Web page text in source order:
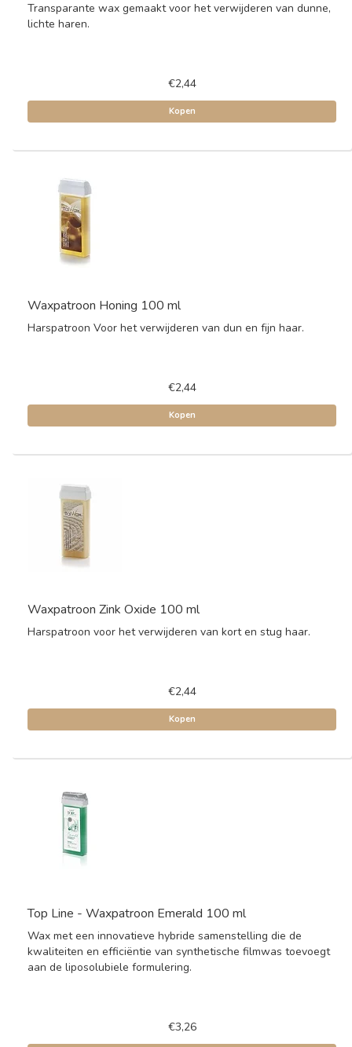
Transparante wax gemaakt voor het verwijderen van dunne,
lichte haren.
€2,44
Kopen
Waxpatroon Honing 100 ml
Harspatroon Voor het verwijderen van dun en fijn haar.
€2,44
Kopen
Waxpatroon Zink Oxide 100 ml
Harspatroon voor het verwijderen van kort en stug haar.
€2,44
Kopen
Top Line - Waxpatroon Emerald 100 ml
Wax met een innovatieve hybride samenstelling die de
kwaliteiten en efficiëntie van synthetische filmwas toevoegt
aan de liposolubiele formulering.
€3,26